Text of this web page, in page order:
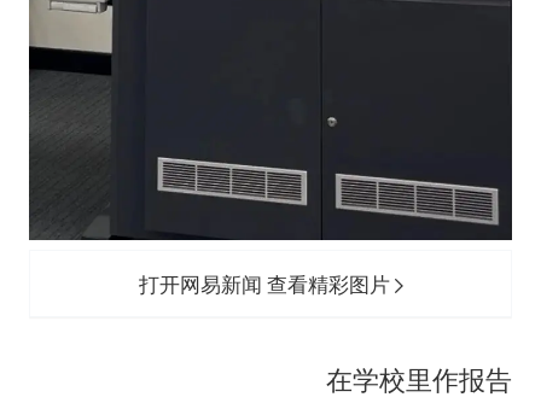
打开网易新闻 查看精彩图片
在学校里作报告